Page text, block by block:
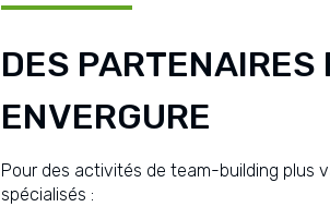
DES PARTENAIRES
ENVERGURE
Pour des activités de team-building plus
spécialisés :